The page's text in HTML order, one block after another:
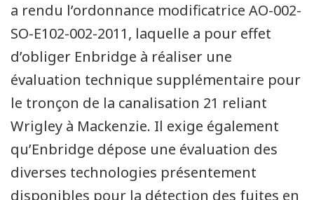
a rendu l’ordonnance modificatrice AO-002-
SO-E102-002-2011, laquelle a pour effet
d’obliger Enbridge à réaliser une
évaluation technique supplémentaire pour
le tronçon de la canalisation 21 reliant
Wrigley à Mackenzie. Il exige également
qu’Enbridge dépose une évaluation des
diverses technologies présentement
disponibles pour la détection des fuites en